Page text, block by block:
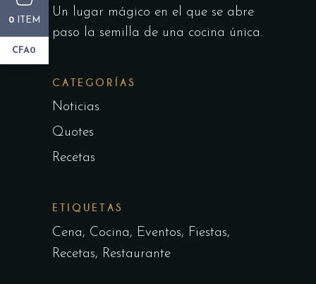
Un lugar mágico en el que se abre
paso la semilla de una cocina única.
CATEGORÍAS
Noticias
Quotes
Recetas
ETIQUETAS
Cena Cocina Eventos
Fiestas
Recetas
Restaurante
0 ITEM
CFA0